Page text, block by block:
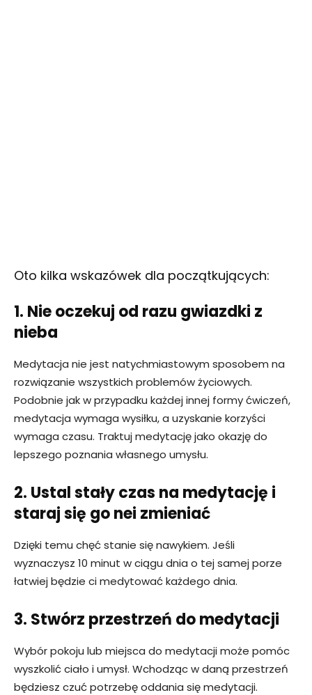
Oto kilka wskazówek dla początkujących:
1. Nie oczekuj od razu gwiazdki z
nieba
Medytacja nie jest natychmiastowym sposobem na
rozwiązanie wszystkich problemów życiowych.
Podobnie jak w przypadku każdej innej formy ćwiczeń,
medytacja wymaga wysiłku, a uzyskanie korzyści
wymaga czasu. Traktuj medytację jako okazję do
lepszego poznania własnego umysłu.
2. Ustal stały czas na medytację i
staraj się go nei zmieniać
Dzięki temu chęć stanie się nawykiem. Jeśli
wyznaczysz 10 minut w ciągu dnia o tej samej porze
łatwiej będzie ci medytować każdego dnia.
3. Stwórz przestrzeń do medytacji
Wybór pokoju lub miejsca do medytacji może pomóc
wyszkolić ciało i umysł. Wchodząc w daną przestrzeń
będziesz czuć potrzebę oddania się medytacji.